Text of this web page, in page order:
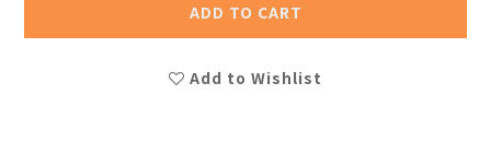
ADD TO CART
Add to Wishlist